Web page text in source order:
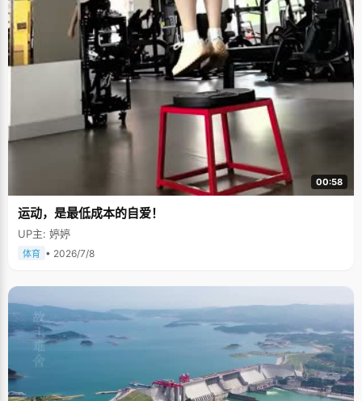
00:58
运动，是最低成本的自爱！
UP主: 婷婷
体育 • 2026/7/8